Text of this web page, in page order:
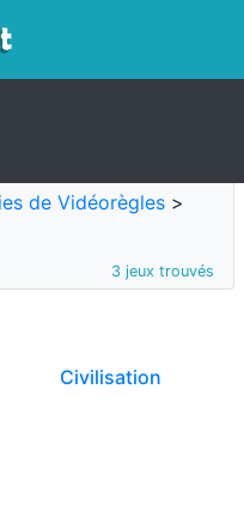
de Vidéorègles >
3 jeux trouvés
Civilisation